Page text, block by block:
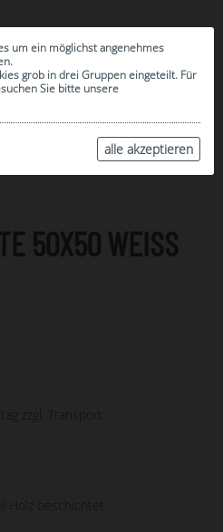
um ein möglichst angenehmes
grob in drei Gruppen eingeteilt. Für
Sie bitte unsere
alle akzeptieren
50X50 WEISS
zzgl. Transport:
Holz beschichtet